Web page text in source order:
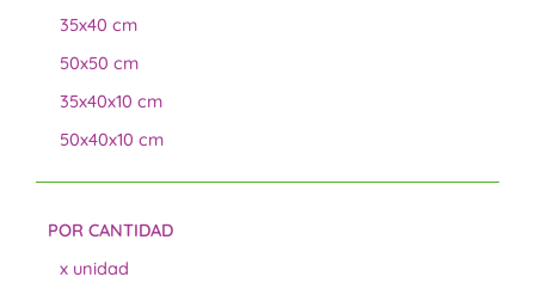
35x40 cm
50x50 cm
35x40x10 cm
50x40x10 cm
POR CANTIDAD
x unidad